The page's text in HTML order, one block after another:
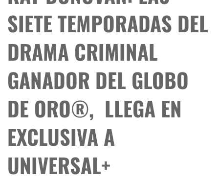
SIETE TEMPORADAS DEL
DRAMA CRIMINAL
GANADOR DEL GLOBO
DE ORO®, LLEGA EN
EXCLUSIVA A
UNIVERSAL+